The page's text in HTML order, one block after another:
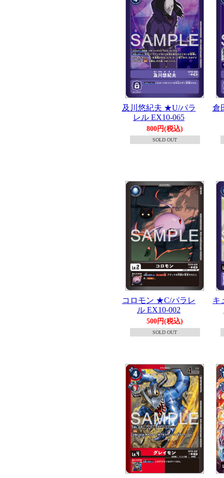
及川悠紀夫 ★U/パラ
レル EX10-065
800円(税込)
SOLD OUT
倉
コロモン ★C/パラレ
ル EX10-002
500円(税込)
SOLD OUT
キ